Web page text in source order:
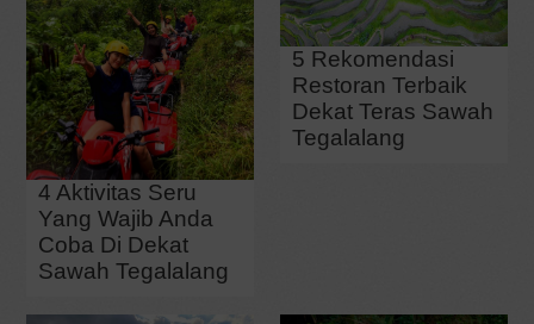
4 Aktivitas Seru
Yang Wajib Anda
Coba Di Dekat
Sawah Tegalalang
5 Rekomendasi
Restoran Terbaik
Dekat Teras Sawah
Tegalalang